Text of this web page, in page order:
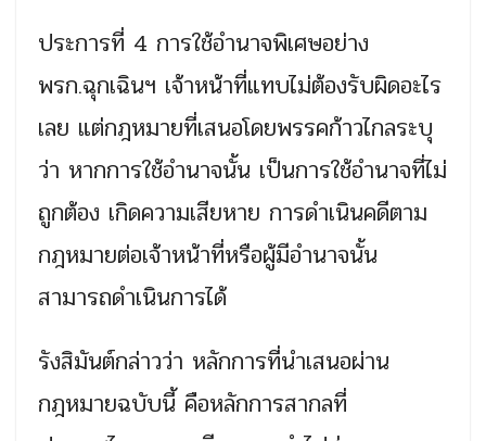
ประการที่ 4 การใช้อำนาจพิเศษอย่าง
พรก.ฉุกเฉินฯ เจ้าหน้าที่แทบไม่ต้องรับผิดอะไร
เลย แต่กฎหมายที่เสนอโดยพรรคก้าวไกลระบุ
ว่า หากการใช้อำนาจนั้น เป็นการใช้อำนาจที่ไม่
ถูกต้อง เกิดความเสียหาย การดำเนินคดีตาม
กฎหมายต่อเจ้าหน้าที่หรือผู้มีอำนาจนั้น
สามารถดำเนินการได้
รังสิมันต์กล่าวว่า หลักการที่นำเสนอผ่าน
กฎหมายฉบับนี้ คือหลักการสากลที่